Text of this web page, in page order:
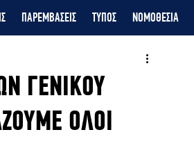
ΠΑΡΕΜΒΑΣΕΙΣ ΤΥΠΟΣ ΝΟΜΟΘΕΣΙΑ
ΓΕΝΙΚΟΥ
ΟΛΟΙ